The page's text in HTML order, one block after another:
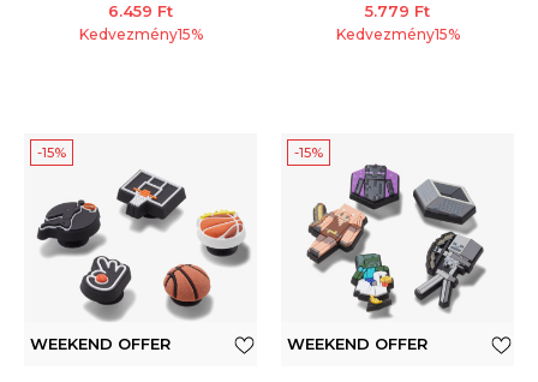
6.459 Ft
Kedvezmény15%
5.779 Ft
Kedvezmény15%
-15%
WEEKEND OFFER
-15%
WEEKEND OFFER